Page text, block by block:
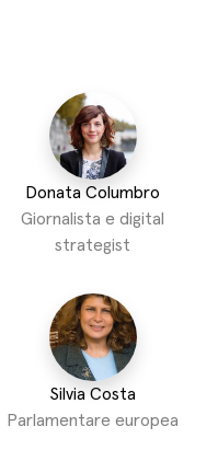
Donata Columbro
Giornalista e digital
strategist
Silvia Costa
Parlamentare europea